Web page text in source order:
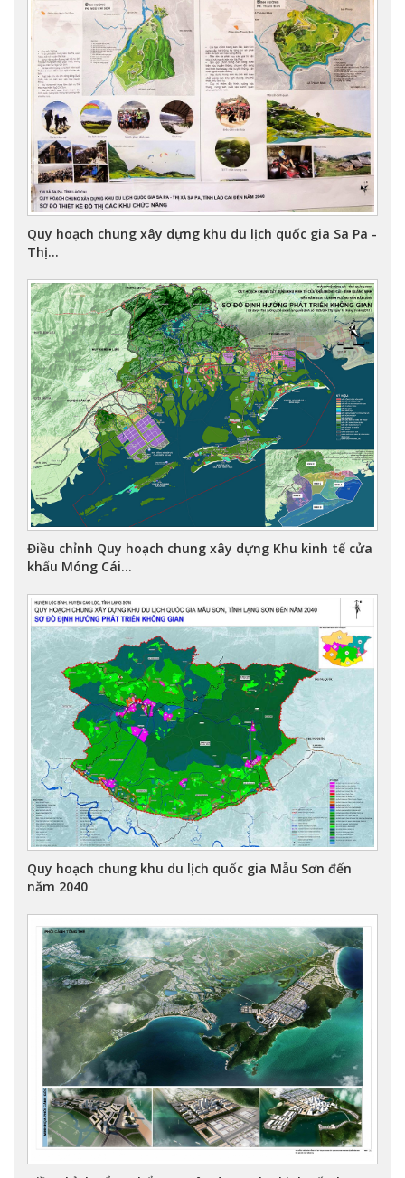
Quy hoạch chung xây dựng khu du lịch quốc gia Sa Pa -
Thị...
Điều chỉnh Quy hoạch chung xây dựng Khu kinh tế cửa
khẩu Móng Cái...
Quy hoạch chung khu du lịch quốc gia Mẫu Sơn đến
năm 2040